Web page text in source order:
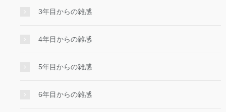
3年目からの雑感
4年目からの雑感
5年目からの雑感
6年目からの雑感